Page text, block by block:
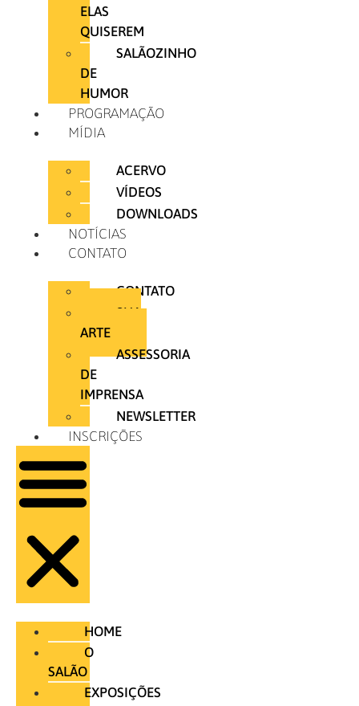
ELAS
QUISEREM
SALÃOZINHO
DE
HUMOR
PROGRAMAÇÃO
MÍDIA
ACERVO
VÍDEOS
DOWNLOADS
NOTÍCIAS
CONTATO
CONTATO
SUA
ARTE
ASSESSORIA
DE
IMPRENSA
NEWSLETTER
INSCRIÇÕES
HOME
O
SALÃO
EXPOSIÇÕES